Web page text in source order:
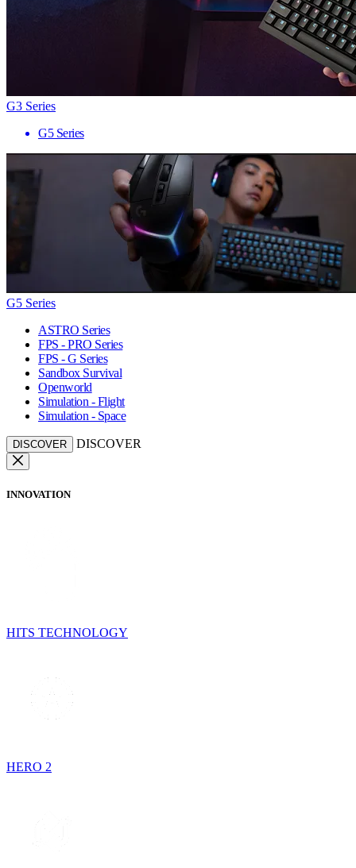
G3 Series
G5 Series
G5 Series
ASTRO Series
FPS - PRO Series
FPS - G Series
Sandbox Survival
Openworld
Simulation - Flight
Simulation - Space
DISCOVER DISCOVER
INNOVATION
HITS TECHNOLOGY
HERO 2